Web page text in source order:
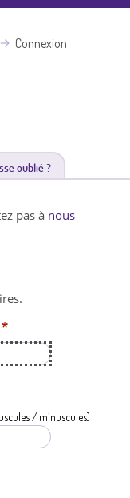
Connexion
oublié ?
pas à nous
*
/ minuscules)